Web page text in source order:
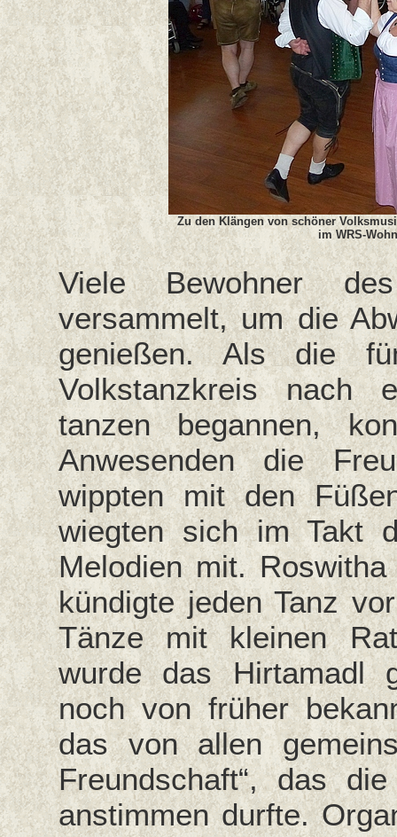
Zu den Klängen von schöner
im WRS-
Viele Bewohner
versammelt, um die
genießen. Als die
Volkstanzkreis nach
tanzen begannen,
Anwesenden die
wippten mit den
wiegten sich im Takt
Melodien mit.
kündigte jeden Tanz
Tänze mit kleinen
wurde das Hirtamadl
noch von früher
das von allen
Freundschaft“, das
anstimmen durfte.